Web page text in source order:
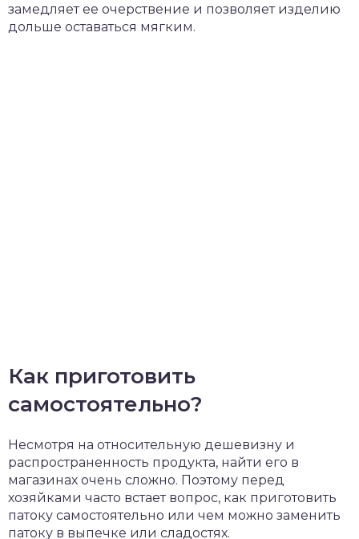
замедляет ее очерствение и позволяет изделию
дольше оставаться мягким.
Как приготовить
самостоятельно?
Несмотря на относительную дешевизну и
распространенность продукта, найти его в
магазинах очень сложно. Поэтому перед
хозяйками часто встает вопрос, как приготовить
патоку самостоятельно или чем можно заменить
патоку в выпечке или сладостях.